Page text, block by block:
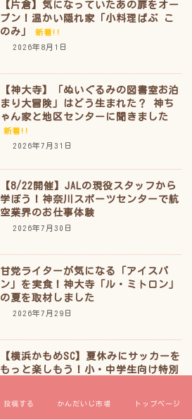
【片倉】気になっていたあの扉をオー
プン！温かい隠れ家「小料理ぱぶ こ
のみ」
新着!!
2026年8月1日
【神大寺】「ぬいぐるみの図書室お泊
まり大冒険」はどう生まれた？ 神ち
ゃん家と地区センターに聞きました
新着!!
2026年7月31日
【8/22開催】JALの現役スタッフから
学ぼう！神奈川スポーツセンターで航
空業界のお仕事体験
2026年7月30日
甘党ライターが気になる「アイスパ
ン」を実食！神大寺「ル・ミトロン」
の夏を取材しました
2026年7月29日
【横浜かもめSC】夏休みにサッカーを
もっと楽しもう！小・中学生向け特別
投稿する かんだいじ市場 トップページ